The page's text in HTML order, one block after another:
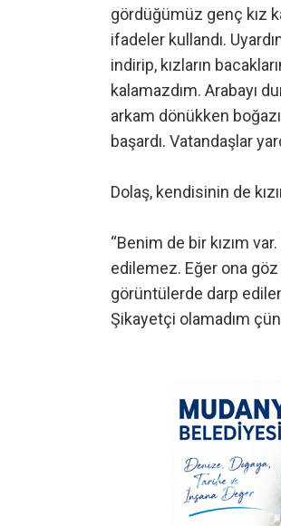
gördüğümüz genç kız
ifadeler kullandı.
indirip, kızların
kalamazdım. Arabayı
arkam dönükken
başardı. Vatandaşlar
Dolaş, kendisinin de
“Benim de bir kızım
edilemez. Eğer ona göz
görüntülerde darp
Şikayetçi olamadım